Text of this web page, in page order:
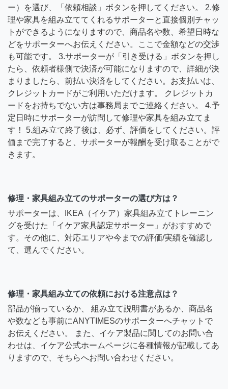
ー）を選び、「依頼相談」ボタンを押してください。 2.修
理や家具を組み立ててくれるサポーターと直接個別チャッ
トができるようになりますので、商品名や数、希望日時な
どをサポーターへお伝えください。ここで金額などの交渉
も可能です。 3.サポーターが「引き受ける」ボタンを押し
たら、依頼者様側で決済が可能になりますので、詳細が決
まりましたら、前払い決済をしてください。お支払いは、
クレジットカードがご利用いただけます。 クレジットカ
ードをお持ちでない方は事務局までご連絡ください。 4.予
定日時にサポーターが訪問して修理や家具を組み立てま
す！ 5.組み立て終了後は、必ず、評価をしてください。評
価まで完了すると、サポーターが報酬を受け取ることがで
きます。
修理・家具組み立てのサポーターの選び方は？
サポーターは、IKEA（イケア）家具組み立てトレーニン
グを受けた「イケア家具認定サポーター」がおすすめで
す。その他に、対応エリアや今までの評価/実績を確認し
て、選んでください。
修理・家具組み立ての依頼における注意点は？
部品が揃っているか、 組み立て説明書があるか、商品名
や数なども事前にANYTIMESのサポーターへチャットで
お伝えください。 また、イケア製品に関してのお問い合
わせは、イケア公式ホームページに各種情報が記載してあ
りますので、そちらへお問い合わせください。